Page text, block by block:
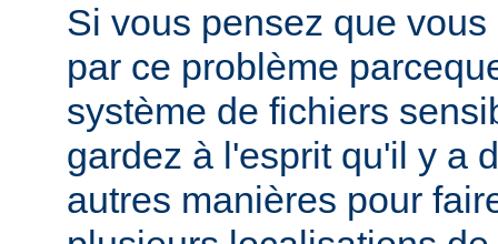
Si vous pensez que
par ce problème
système de fichiers
gardez à l'esprit qu'il y a
autres manières pour